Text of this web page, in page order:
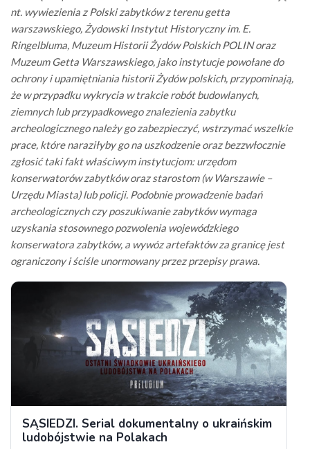
nt. wywiezienia z Polski zabytków z terenu getta
warszawskiego, Żydowski Instytut Historyczny im. E.
Ringelbluma, Muzeum Historii Żydów Polskich POLIN oraz
Muzeum Getta Warszawskiego, jako instytucje powołane do
ochrony i upamiętniania historii Żydów polskich, przypominają,
że w przypadku wykrycia w trakcie robót budowlanych,
ziemnych lub przypadkowego znalezienia zabytku
archeologicznego należy go zabezpieczyć, wstrzymać wszelkie
prace, które naraziłyby go na uszkodzenie oraz bezzwłocznie
zgłosić taki fakt właściwym instytucjom: urzędom
konserwatorów zabytków oraz starostom (w Warszawie –
Urzędu Miasta) lub policji. Podobnie prowadzenie badań
archeologicznych czy poszukiwanie zabytków wymaga
uzyskania stosownego pozwolenia wojewódzkiego
konserwatora zabytków, a wywóz artefaktów za granicę jest
ograniczony i ściśle unormowany przez przepisy prawa.